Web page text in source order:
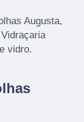
Augusta,
vidro.